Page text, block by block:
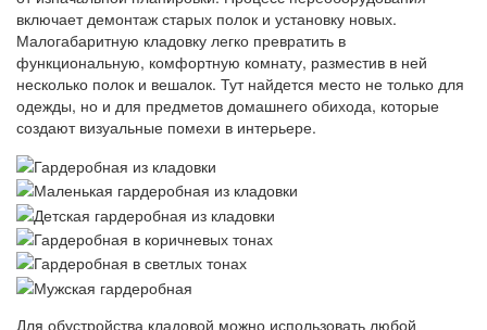
включает демонтаж старых полок и установку новых.
Малогабаритную кладовку легко превратить в
функциональную, комфортную комнату, разместив в ней
несколько полок и вешалок. Тут найдется место не только для
одежды, но и для предметов домашнего обихода, которые
создают визуальные помехи в интерьере.
Для обустройства кладовой можно использовать любой